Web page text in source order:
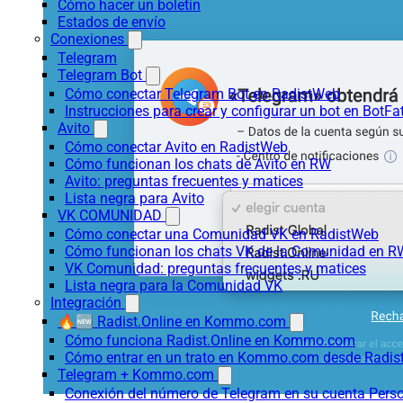
Cómo hacer un boletín
Estados de envío
Conexiones
Telegram
Telegram Bot
Cómo conectar Telegram Bot en RadistWeb
Instrucciones para crear y configurar un bot en
Avito
Cómo conectar Avito en RadistWeb
Cómo funcionan los chats de Avito en RW
Avito: preguntas frecuentes y matices
Lista negra para Avito
VK COMUNIDAD
Cómo conectar una Comunidad VK en RadistWeb
Cómo funcionan los chats VK de la Comunidad en
VK Comunidad: preguntas frecuentes y matices
Lista negra para la Comunidad VK
Integración
🔥🆕 Radist.Online en Kommo.com
Cómo funciona Radist.Online en Kommo.com
Cómo entrar en un trato en Kommo.com desde
Telegram + Kommo.com
Conexión del número de Telegram en su cuenta